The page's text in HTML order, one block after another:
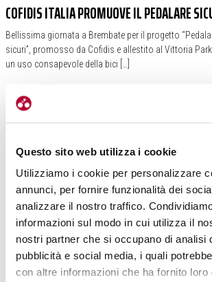
Questo sito web utilizza i cookie
Utilizziamo i cookie per personalizzare
annunci, per fornire funzionalità dei
analizzare il nostro traffico.
informazioni sul modo in cui utilizza il
nostri partner che si occupano di analisi
pubblicità e social media, i quali
con altre informazioni che ha fornito loro
COFIDIS ITALIA PROMUOVE IL PEDALARE
Bellissima giornata a Brembate per il progetto
sicuri”, promosso da Cofidis e allestito al Vittoria
un uso consapevole della bici […]
#BIESSE CARRERA PREMAC
TUTTE LE CATEGORIE DEL MAGAZINE